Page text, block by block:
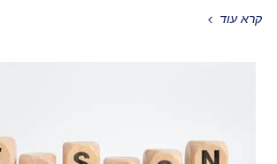
קרא עוד